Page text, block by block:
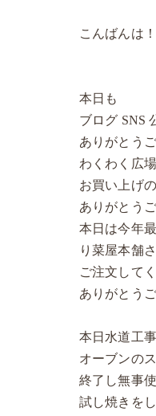
こんばんは！
本日も
ブログ SNS
ありがとう
わくわく広
お買い上げ
ありがとう
本日は今年
り菜屋本舗
ご注文して
ありがとう
本日水道工
オーブンの
終了し無事
試し焼きを